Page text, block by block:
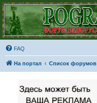
FAQ
На портал Список форумов